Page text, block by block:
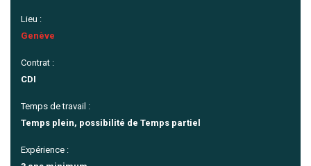
Lieu :
Genève
Contrat :
CDI
Temps de travail :
Temps plein, possibilité de Temps partiel
Expérience :